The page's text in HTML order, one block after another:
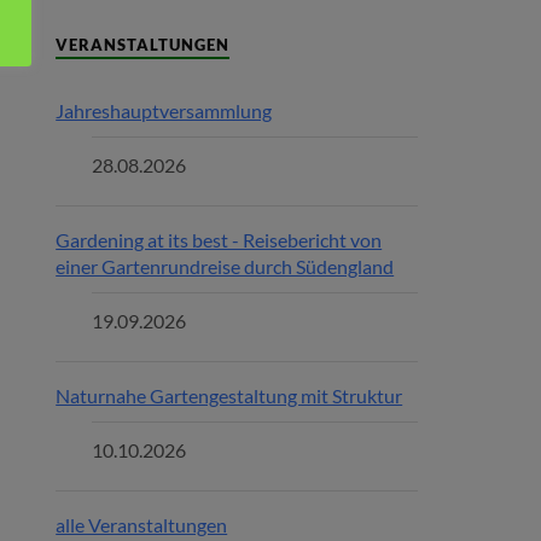
VERANSTALTUNGEN
Jahreshauptversammlung
28.08.2026
Gardening at its best - Reisebericht von
einer Gartenrundreise durch Südengland
19.09.2026
Naturnahe Gartengestaltung mit Struktur
10.10.2026
alle Veranstaltungen